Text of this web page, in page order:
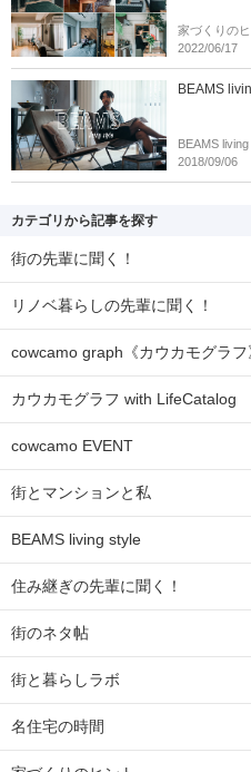
家づくりのヒ
2022/06/17
BEAMS
BEAMS
2018/09/06
カテゴリから記事を探す
街の先輩に聞く！
リノベ暮らしの先輩に聞く！
cowcamo graph《カウカモグラフ
カウカモグラフ with LifeCatalog
cowcamo EVENT
街とマンションと私
BEAMS living style
住み継ぎの先輩に聞く！
街のネタ帖
街と暮らしラボ
名住宅の時間